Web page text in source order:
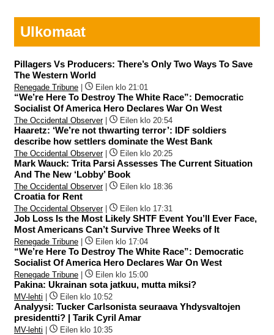
Ulkomaat
Pillagers Vs Producers: There’s Only Two Ways To Save
The Western World
Renegade Tribune Eilen klo 21:01
“We’re Here To Destroy The White Race”: Democratic
Socialist Of America Hero Declares War On West
The Occidental Observer| Eilen klo 20:54
Haaretz: ‘We’re not thwarting terror’: IDF soldiers
describe how settlers dominate the West Bank
The Occidental Observer| Eilen klo 20:25
Mark Wauck: Trita Parsi Assesses The Current Situation
And The New ‘Lobby’ Book
The Occidental Observer| Eilen klo 18:36
Croatia for Rent
The Occidental Observer| Eilen klo 17:31
Job Loss Is the Most Likely SHTF Event You’ll Ever Face,
Most Americans Can’t Survive Three Weeks of It
Renegade Tribune Eilen klo 17:04
“We’re Here To Destroy The White Race”: Democratic
Socialist Of America Hero Declares War On West
Renegade Tribune Eilen klo 15:00
Pakina: Ukrainan sota jatkuu, mutta miksi?
MV-lehti Eilen klo 10:52
Analyysi: Tucker Carlsonista seuraava Yhdysvaltojen
presidentti? | Tarik Cyril Amar
MV-lehti Eilen klo 10:35